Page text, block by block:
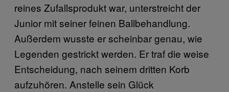
reines Zufallsprodukt war, unterstreicht der
Junior mit seiner feinen Ballbehandlung.
Außerdem wusste er scheinbar genau, wie
Legenden gestrickt werden. Er traf die weise
Entscheidung, nach seinem dritten Korb
aufzuhören. Anstelle sein Glück